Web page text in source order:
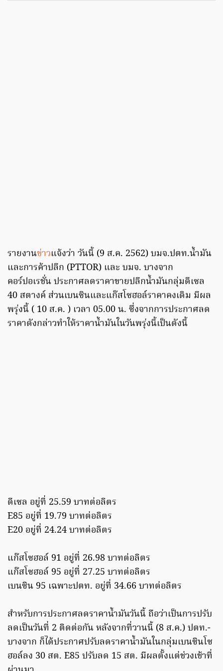
รายงานข่าวแจ้งว่า วันนี้ (9 ส.ค. 2562) บมจ.ปตท.น้ำมัน
และการค้าปลีก (PTTOR) และ บมจ. บางจาก
คอร์ปอเรชั่น ประกาศลดราคาขายปลีกน้ำมันกลุ่มดีเซล
40 สตางค์ ส่วนเบนซินและแก๊สโซฮอล์ราคาคงเดิม มีผล
พรุ่งนี้ ( 10 ส.ค. ) เวลา 05.00 น. ซึ่งจากการประกาศลด
ราคาดังกล่าวทำให้ราคาน้ำมันในวันพรุ่งนี้เป็นดังนี้
ดีเซล อยู่ที่ 25.59 บาทต่อลิตร
E85 อยู่ที่ 19.79 บาทต่อลิตร
E20 อยู่ที่ 24.24 บาทต่อลิตร
แก๊สโซฮอล์ 91 อยู่ที่ 26.98 บาทต่อลิตร
แก๊สโซฮอล์ 95 อยู่ที่ 27.25 บาทต่อลิตร
เบนซิน 95 เฉพาะปตท. อยู่ที่ 34.66 บาทต่อลิตร
สำหรับการประกาศลดราคาน้ำมันวันนี้ ถือว่าเป็นการปรับ
ลดเป็นวันที่ 2 ติดต่อกัน หลังจากที่วานนี้ (8 ส.ค.) ปตท.-
บางจาก ก็ได้ประกาศปรับลดราคาน้ำมันในกลุ่มเบนซินโซ
ฮอล์ลง 30 สต. E85 ปรับลด 15 สต. มีผลตั้งแต่ช่วงเช้าที่